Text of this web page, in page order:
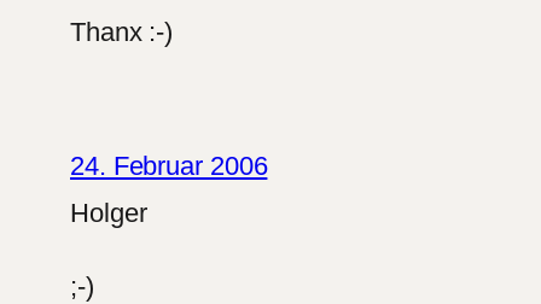
Thanx :-)
24. Februar 2006
Holger
;-)